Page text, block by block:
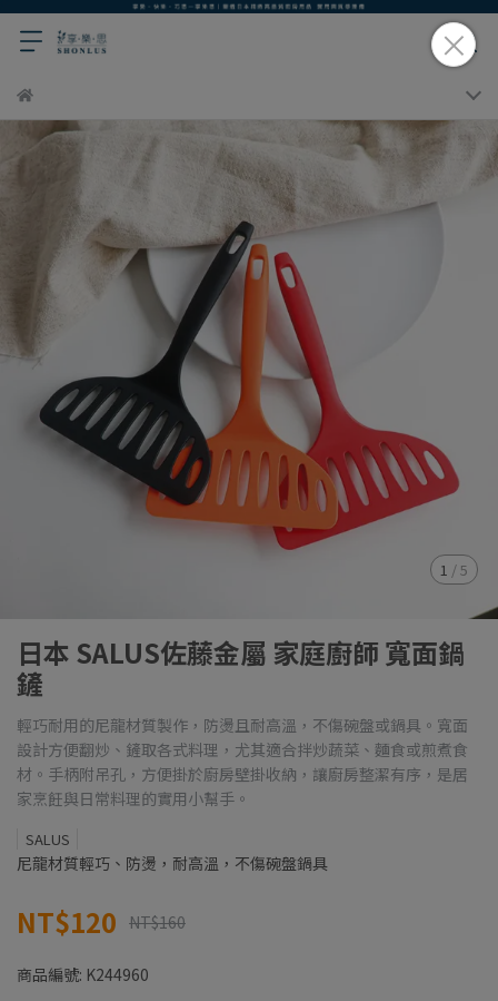
1 /5
日本 SALUS佐藤金屬 家庭廚師 寬面鍋
鏟
輕巧耐用的尼龍材質製作，防燙且耐高溫，不傷碗盤或鍋具。寬面
設計方便翻炒、鏟取各式料理，尤其適合拌炒蔬菜、麵食或煎煮食
材。手柄附吊孔，方便掛於廚房壁掛收納，讓廚房整潔有序，是居
家烹飪與日常料理的實用小幫手。
SALUS
尼龍材質輕巧、防燙，耐高溫，不傷碗盤鍋具
NT$120 NT$160
商品編號: K244960